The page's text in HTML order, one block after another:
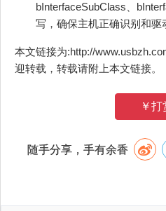
bInterfaceSubClass、
写，确保主机正确识别和驱
本文链接为:http://
迎转载，转载请附上本文链接。
￥打
随手分享，手有余香